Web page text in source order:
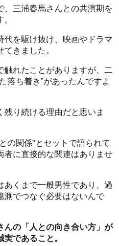
、三浦春馬さんとの共演期を
代を駆け抜け、映画やドラマ
きました。
触れたことがありますが、二
落ち着き”があったんですよ
残り続ける理由だと思いま
の関係”とセットで語られて
者に直接的な関連はありませ
あくまで一般男性であり、過
測でつなぐ必要はないんで
んの「人との向き合い方」が
であること。